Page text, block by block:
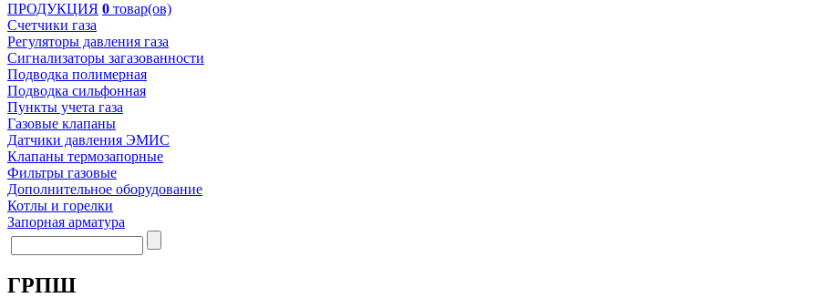
ПРОДУКЦИЯ 0 товар(ов)
Счетчики газа
Регуляторы давления газа
Сигнализаторы загазованности
Подводка полимерная
Подводка сильфонная
Пункты учета газа
Газовые клапаны
Датчики давления ЭМИС
Клапаны термозапорные
Фильтры газовые
Дополнительное оборудование
Котлы и горелки
Запорная арматура
ГРПШ